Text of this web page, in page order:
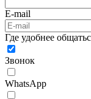
E-mail
Где удобнее
Звонок
WhatsApp